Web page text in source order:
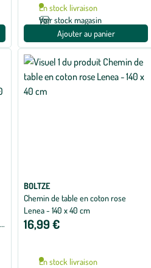
En stock livraison
Voir stock magasin
Ajouter au panier
BOLTZE
Chemin de table en coton rose
Lenea - 140 x 40 cm
16,99 €
En stock livraison